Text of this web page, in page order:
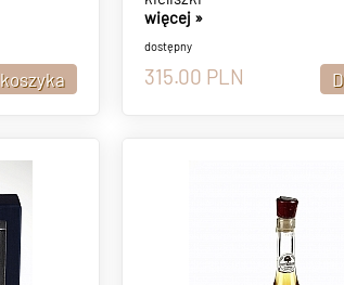
więcej »
dostępny
315.00 PLN